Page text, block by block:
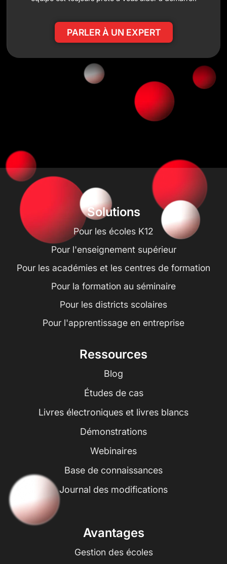
PARLER À UN EXPERT
Solutions
Pour les écoles K12
Pour l'enseignement supérieur
Pour les académies et les centres de formation
Pour la formation au séminaire
Pour les districts scolaires
Pour l'apprentissage en entreprise
Ressources
Blog
Études de cas
Livres électroniques et livres blancs
Démonstrations
Webinaires
Base de connaissances
Journal des modifications
Avantages
Gestion des écoles